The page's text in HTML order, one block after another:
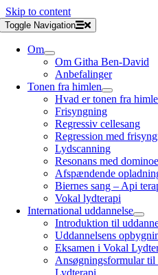
Skip to content
Toggle Navigation
Om
Om Githa Ben-David
Anbefalinger
Tonen fra himlen
Hvad er tonen fra
Frisyngning
Regressiv cellesang
Regression med
Lydscanning
Resonans med
Afspændende
Biernes sang – Api
Vokal lydterapi
International uddannelse
Introduktion til
Uddannelsens
Eksamen i Vokal
Ansøgningsformular til
Lydterapi